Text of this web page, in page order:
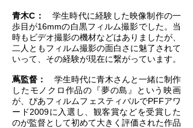
青木C：
学生時代に経験した映像制作の一
歩目が16mmの白黒フィルム撮影でした。当
時もビデオ撮影の機材などはありましたが、
二人ともフィルム撮影の面白さに魅了されて
いって、その経験が現在に繋がっています。
蔦監督：
学生時代に青木さんと一緒に制作
したモノクロ作品の『夢の島』という映画
が、ぴあフィルムフェスティバルでPFFアワ
ード2009に入選し、観客賞などを受賞した
のが監督として初めて大きく評価された作品